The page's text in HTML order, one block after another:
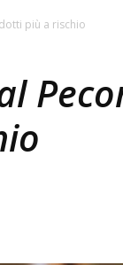
più a rischio